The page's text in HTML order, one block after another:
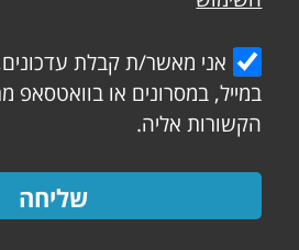
אני מאשר/ת קבלת
במייל, במסרונים או בוואטסאפ
הקשורות אליה.
שליחה